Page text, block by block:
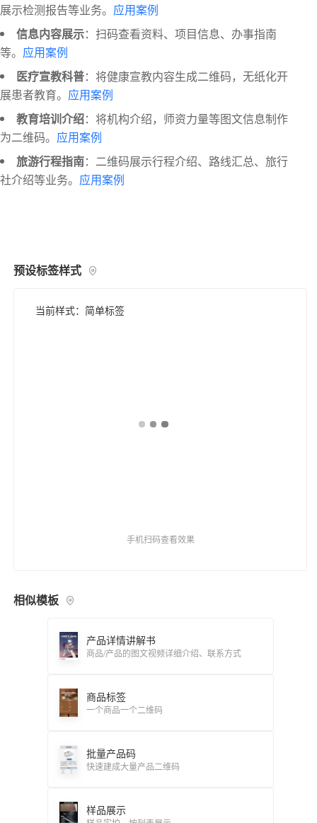
展示检测报告等业务。 应用案例
信息内容展示：扫码查看资料、项目信息、办事指南
等。 应用案例
医疗宣教科普：将健康宣教内容生成二维码，无纸化开
展患者教育。 应用案例
教育培训介绍：将机构介绍，师资力量等图文信息制作
为二维码。 应用案例
旅游行程指南：二维码展示行程介绍、路线汇总、旅行
社介绍等业务。 应用案例
预设标签样式
当前样式：简单标签
手机扫码查看效果
相似模板
产品详情讲解书
商品/产品的图文视频详细介绍、联系方式
商品标签
一个商品一个二维码
批量产品码
快速建成大量产品二维码
样品展示